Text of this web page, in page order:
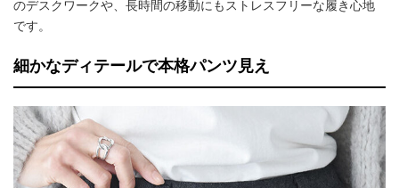
のデスクワークや、長時間の移動にもストレスフリーな履き心地
です。
細かなディテールで本格パンツ見え